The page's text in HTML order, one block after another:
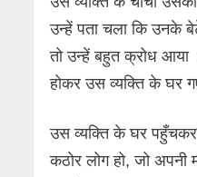
उन्हें पता चला कि उनके
तो उन्हें बहुत क्रोध
होकर उस व्यक्ति के घर
उस व्यक्ति के घर
कठोर लोग हो, जो